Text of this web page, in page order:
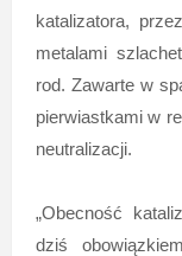
katalizatora,
metalami
rod. Zawarte w
pierwiastkami w
neutralizacji.
„Obecność
dziś